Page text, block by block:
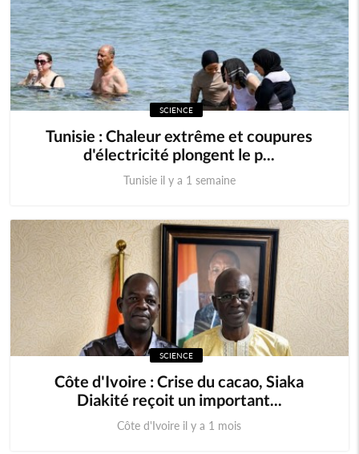
Sénégal Bénin
Afrique du Sud Angola
Botswana Burundi
Cameroun Cap-Vert
Congo (RDC)
Ethiopie Gambie
Guinée
Guinée Bissau Guinnée Equatorial
Madagascar
SCIENCE
Tunisie : Chaleur extrême et coupures
d'électricité plongent le p...
Tunisie il y a 1 semaine
SCIENCE
Côte d'Ivoire : Crise du cacao, Siaka
Diakité reçoit un important...
Côte d'Ivoire il y a 1 mois